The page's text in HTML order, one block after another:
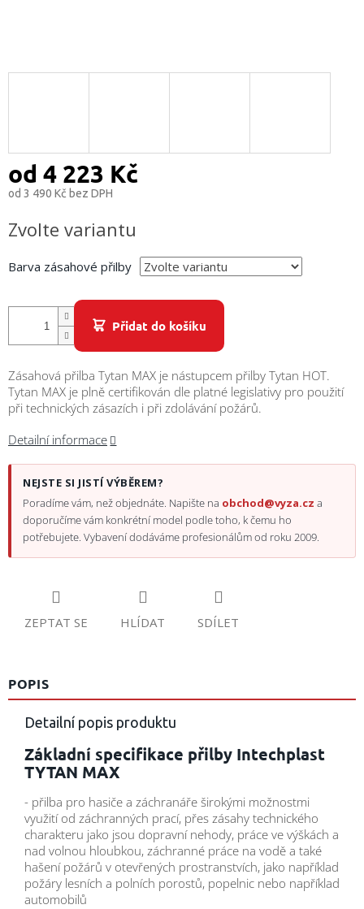
od 4 223 Kč
od 3 490 Kč bez DPH
cena:
Zvolte variantu
Barva zásahové přilby
Přidat do košíku
Zásahová přilba Tytan MAX je nástupcem přilby Tytan HOT.
Tytan MAX je plně certifikován dle platné legislativy pro použití
při technických zásazích i při zdolávání požárů.
Detailní informace
NEJSTE SI JISTÍ VÝBĚREM?
Poradíme vám, než objednáte. Napište na obchod@vyza.cz a
doporučíme vám konkrétní model podle toho, k čemu ho
potřebujete. Vybavení dodáváme profesionálům od roku 2009.
ZEPTAT SE HLÍDAT SDÍLET
POPIS
Detailní popis produktu
Základní specifikace přilby Intechplast
TYTAN MAX
- přilba pro hasiče a záchranáře širokými možnostmi
využití od záchranných prací, přes zásahy technického
charakteru jako jsou dopravní nehody, práce ve výškách a
nad volnou hloubkou, záchranné práce na vodě a také
hašení požárů v otevřených prostranstvích, jako například
požáry lesních a polních porostů, popelnic nebo například
automobilů